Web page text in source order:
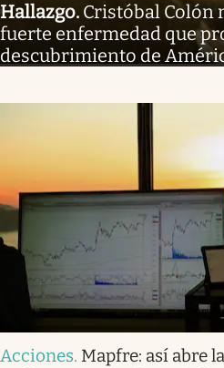
Hallazgo. Cristóbal Colón
fuerte enfermedad que
descubrimiento de
Acciones. Mapfre: así abre